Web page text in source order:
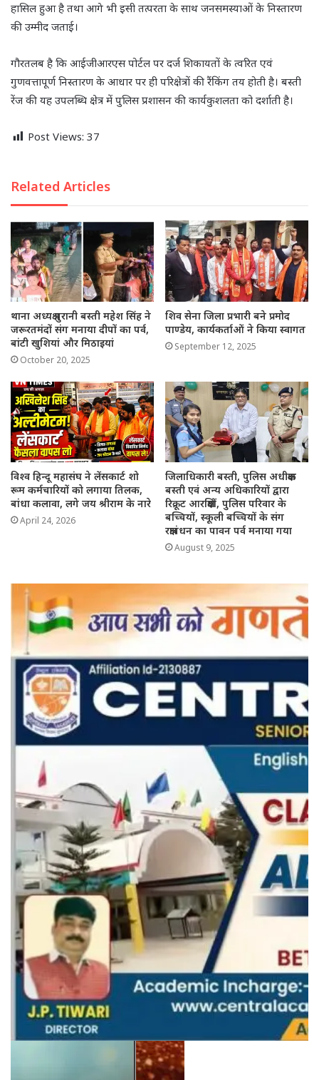
हासिल हुआ है तथा आगे भी इसी तत्परता के साथ जनसमस्याओं के निस्तारण
की उम्मीद जताई।
गौरतलब है कि आईजीआरएस पोर्टल पर दर्ज शिकायतों के त्वरित एवं
गुणवत्तापूर्ण निस्तारण के आधार पर ही परिक्षेत्रों की रैंकिंग तय होती है। बस्ती
रेंज की यह उपलब्धि क्षेत्र में पुलिस प्रशासन की कार्यकुशलता को दर्शाती है।
Post Views: 37
Related Articles
थाना अध्यक्ष पुरानी बस्ती महेश सिंह ने
जरूरतमंदों संग मनाया दीपों का पर्व,
बांटी खुशियां और मिठाइयां
October 20, 2025
शिव सेना जिला प्रभारी बने प्रमोद
पाण्डेय, कार्यकर्ताओं ने किया स्वागत
September 12, 2025
विश्व हिन्दू महासंघ ने लेंसकार्ट शो
रूम कर्मचारियों को लगाया तिलक,
बांधा कलावा, लगे जय श्रीराम के नारे
April 24, 2026
जिलाधिकारी बस्ती, पुलिस अधीक्षक
बस्ती एवं अन्य अधिकारियों द्वारा
रिक्रूट आरक्षियों, पुलिस परिवार के
बच्चियों, स्कूली बच्चियों के संग
रक्षाबंधन का पावन पर्व मनाया गया
August 9, 2025